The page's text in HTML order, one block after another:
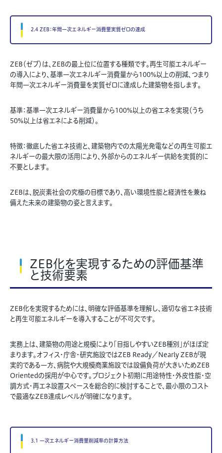
2.4 ZEB：年間一次エネルギー消費量実質ゼロの達成
ZEB（ゼブ）は、ZEBの最上位に位置する種類です。再生可能エネルギー
の導入により、基準一次エネルギー消費量から100%以上の削減、つまり
年間一次エネルギー消費量を実質ゼロに達成した建築物を指します。
基準：基準一次エネルギー消費量から100%以上の省エネを実現（うち
50%以上は省エネによる削減）。
特徴：徹底した省エネ技術と、建築物内での太陽光発電などの再生可能エ
ネルギーの最大限の活用により、外部からのエネルギー供給を実質的に
不要とします。
ZEBは、脱炭素社会の究極の目標であり、高い環境性能と経済性を兼ね
備えた未来の建築物の姿と言えます。
ZEB化を実現するための評価基準
と技術要素
ZEB化を実現するためには、明確な評価基準を理解し、適切な省エネ技術
と再生可能エネルギーを導入することが不可欠です。
実務上は、建築物の用途と規模により「目指しやすいZEB種別」がほぼ定
まります。オフィス・庁舎・研究施設ではZEB Ready／Nearly ZEBが現
実的である一方、病院や大規模商業施設では設備負荷が大きいためZEB
Orientedの採用が中心です。プロジェクト初期に用途特性・外皮性能・空
調方式・再エネ設置スペースを総合的に検討することで、最小限のコスト
で最適なZEB達成レベルが明確になります。
3.1 一次エネルギー消費量削減率の計算方法